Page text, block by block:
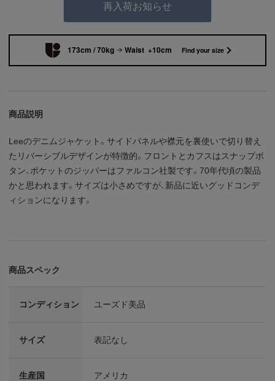
再入荷お知らせ
173cm / 70kg Waist +10cm Find your size
商品説明
Leeのデニムジャケット。サイドパネルや襟元を裏使いで切り替え
たリバーシブルデザインが特徴的。フロントとカフスはスナップボ
タン、ポケットのジッパーはファルコン社製です。70年代頃の製品
かと思われます。サイズは小さめですが、新品に近いグッドコンデ
ィションになります。
商品スペック
コンディション ユーズド美品
サイズ 表記なし
生産国 アメリカ